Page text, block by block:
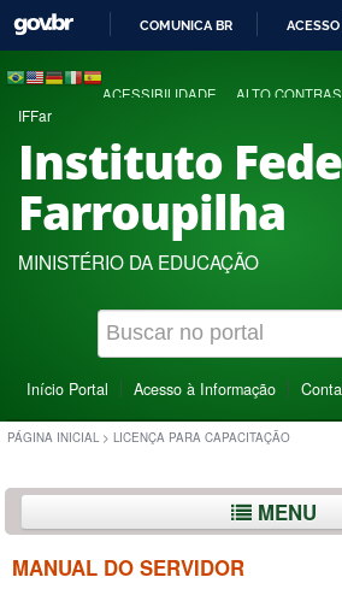
COMUNICA BR
ACESSIBILIDADE ALTO
IFFar
Instituto
Farroupilha
MINISTÉRIO DA EDUCAÇÃO
Início Portal Acesso à Informação
PÁGINA INICIAL > LICENÇA PARA CAPACITAÇÃO
MENU
MANUAL DO SERVIDOR